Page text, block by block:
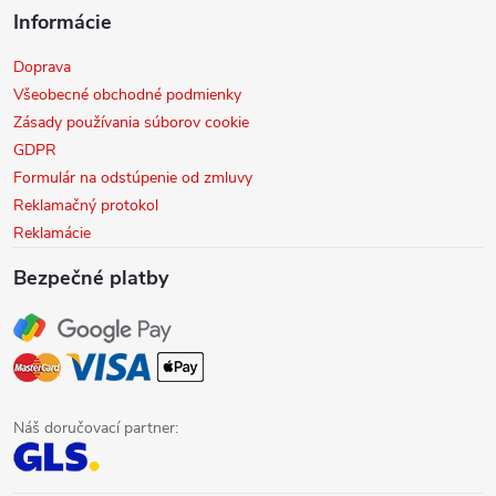
Informácie
Doprava
Všeobecné obchodné podmienky
Zásady používania súborov cookie
GDPR
Formulár na odstúpenie od zmluvy
Reklamačný protokol
Reklamácie
Bezpečné platby
Náš doručovací partner: